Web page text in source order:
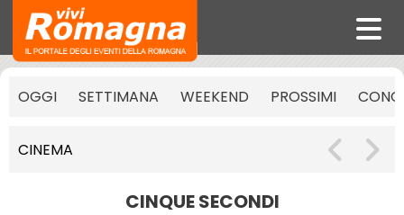
OGGI SETTIMANA WEEKEND PROSSIMI
CINEMA
CINQUE SECONDI